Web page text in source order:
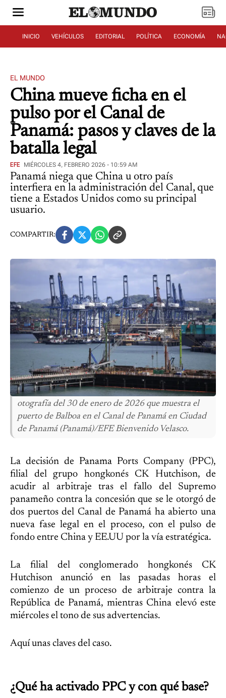
INICIO VEHÍCULOS EDITORIAL POLÍTICA ECONOMÍA
EL MUNDO
China mueve ficha en el
pulso por el Canal de
Panamá: pasos y claves de la
batalla legal
EFE MIÉRCOLES 4, FEBRERO 2026 - 10:59 AM
Panamá niega que China u otro país
interfiera en la administración del Canal, que
tiene a Estados Unidos como su principal
usuario.
COMPARTIR:
otografía del 30 de enero de 2026 que muestra el
puerto de Balboa en el Canal de Panamá en Ciudad
de Panamá (Panamá)/EFE Bienvenido Velasco.
La decisión de Panama Ports Company (PPC),
filial del grupo hongkonés CK Hutchison, de
acudir al arbitraje tras el fallo del Supremo
panameño contra la concesión que se le otorgó de
dos puertos del Canal de Panamá ha abierto una
nueva fase legal en el proceso, con el pulso de
fondo entre China y EE.UU por la vía estratégica.
La filial del conglomerado hongkonés CK
Hutchison anunció en las pasadas horas el
comienzo de un proceso de arbitraje contra la
República de Panamá, mientras China elevó este
miércoles el tono de sus advertencias.
Aquí unas claves del caso.
¿Qué ha activado PPC y con qué base?